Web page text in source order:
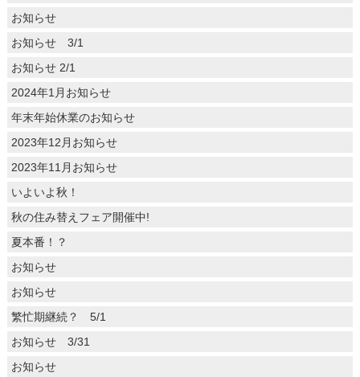
お知らせ
お知らせ 3/1
お知らせ 2/1
2024年1月お知らせ
年末年始休業のお知らせ
2023年12月お知らせ
2023年11月お知らせ
いよいよ秋！
秋の住み替えフェア開催中!
夏本番！？
お知らせ
お知らせ
繁忙期継続？ 5/1
お知らせ 3/31
お知らせ